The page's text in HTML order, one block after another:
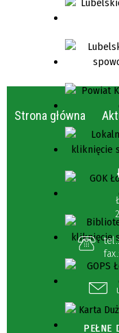
Strona główna
tel.:
fax.:
PEŁNE